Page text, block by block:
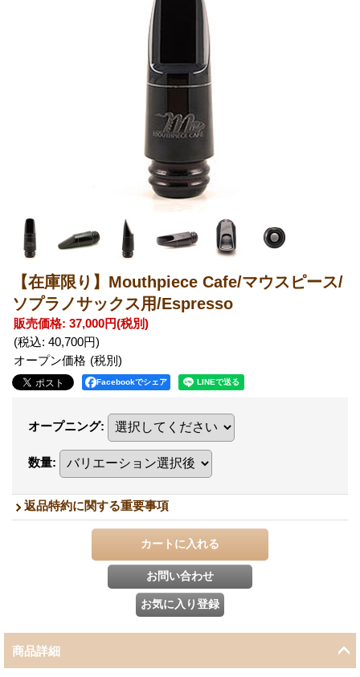
【在庫限り】Mouthpiece Cafe/マウスピース/
ソプラノサックス用/Espresso
販売価格: 37,000円(税別)
(税込: 40,700円)
オープン価格
Facebookでシェア
オープニング:
数量:
返品特約に関する重要事項
商品詳細